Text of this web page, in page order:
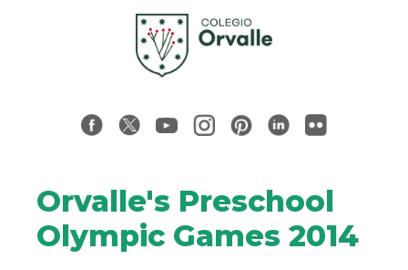
Orvalle's Preschool
Olympic Games 2014